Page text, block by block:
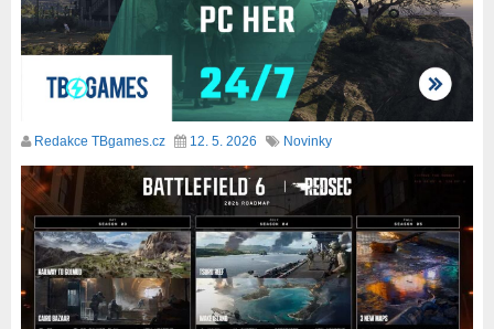
Redakce TBgames.cz 12. 5. 2026 Novinky